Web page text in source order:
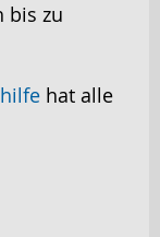
bis zu
hat alle